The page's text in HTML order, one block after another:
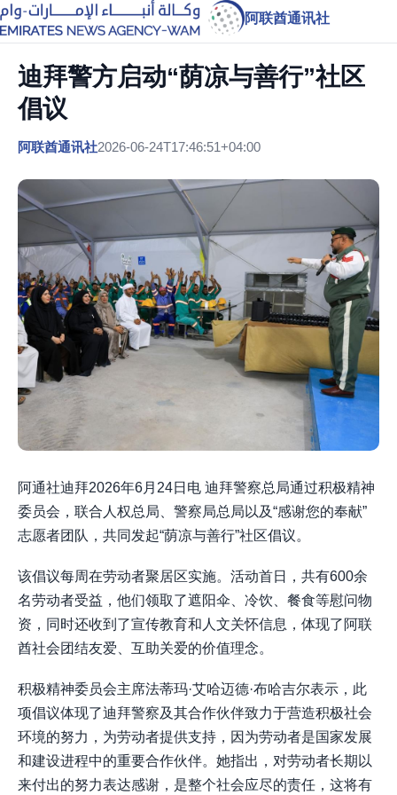
阿联酋通讯社
迪拜警方启动“荫凉与善行”社区
倡议
阿联酋通讯社2026-06-24T17:46:51+04:00
阿通社迪拜2026年6月24日电 迪拜警察总局通过积极精神
委员会，联合人权总局、警察局总局以及“感谢您的奉献”
志愿者团队，共同发起“荫凉与善行”社区倡议。
该倡议每周在劳动者聚居区实施。活动首日，共有600余
名劳动者受益，他们领取了遮阳伞、冷饮、餐食等慰问物
资，同时还收到了宣传教育和人文关怀信息，体现了阿联
酋社会团结友爱、互助关爱的价值理念。
积极精神委员会主席法蒂玛·艾哈迈德·布哈吉尔表示，此
项倡议体现了迪拜警察及其合作伙伴致力于营造积极社会
环境的努力，为劳动者提供支持，因为劳动者是国家发展
和建设进程中的重要合作伙伴。她指出，对劳动者长期以
来付出的努力表达感谢，是整个社会应尽的责任，这将有